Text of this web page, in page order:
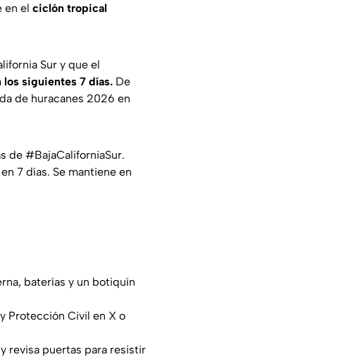
en el ciclón tropical
Sur y que el
siguientes 7 días. De
de huracanes 2026 en
de #BajaCaliforniaSur.
7 días. Se mantiene en
baterías y un botiquín
Protección Civil en X o
revisa puertas para resistir